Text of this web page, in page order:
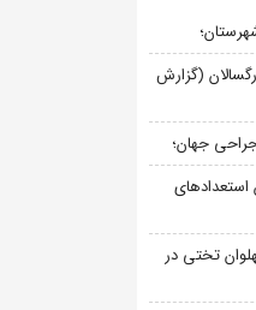
(گزارش
جهان؛
استعدادهای
تختی در